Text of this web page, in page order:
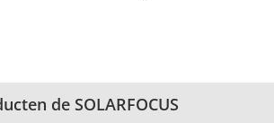
de SOLARFOCUS